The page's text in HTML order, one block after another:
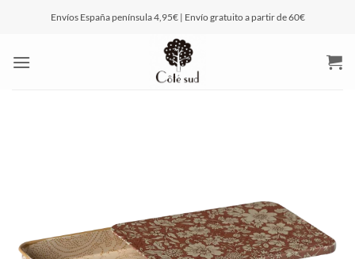
Envíos España península 4,95€ | Envío gratuito a partir de 60€